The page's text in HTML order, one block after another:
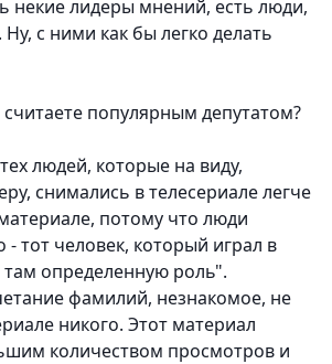
некие лидеры мнений, есть люди,
с ними как бы легко делать
считаете популярным депутатом?
людей, которые на виду,
снимались в телесериале легче
потому что люди
- тот человек, который играл в
там определенную роль".
фамилий, незнакомое, не
никого. Этот материал
количеством просмотров и